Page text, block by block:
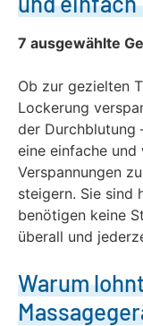
7 ausgewählte
Ob zur gezielten
Lockerung
der Durchblutung
eine einfache
Verspannungen
steigern. Sie sind
benötigen keine
überall und
Warum